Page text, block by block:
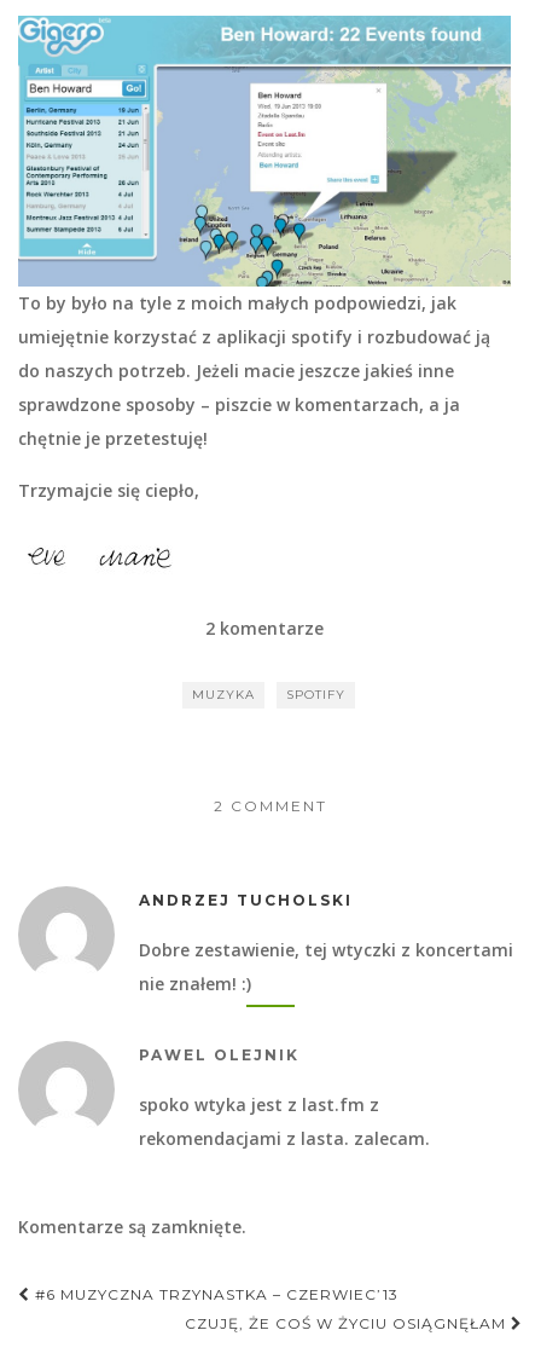
To by było na tyle z moich małych podpowiedzi, jak
umiejętnie korzystać z aplikacji spotify i rozbudować ją
do naszych potrzeb. Jeżeli macie jeszcze jakieś inne
sprawdzone sposoby – piszcie w komentarzach, a ja
chętnie je przetestuję!
Trzymajcie się ciepło,
2 komentarze
MUZYKA SPOTIFY
2 COMMENT
ANDRZEJ TUCHOLSKI
Dobre zestawienie, tej wtyczki z koncertami
nie znałem! :)
PAWEL OLEJNIK
spoko wtyka jest z last.fm z
rekomendacjami z lasta. zalecam.
Komentarze są zamknięte.
Nawigacja
#6 MUZYCZNA TRZYNASTKA – CZERWIEC’13
CZUJĘ, ŻE COŚ W ŻYCIU OSIĄGNĘŁAM